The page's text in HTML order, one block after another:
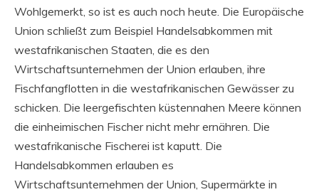
Wohlgemerkt, so ist es auch noch heute. Die Europäische
Union schließt zum Beispiel Handelsabkommen mit
westafrikanischen Staaten, die es den
Wirtschaftsunternehmen der Union erlauben, ihre
Fischfangflotten in die westafrikanischen Gewässer zu
schicken. Die leergefischten küstennahen Meere können
die einheimischen Fischer nicht mehr ernähren. Die
westafrikanische Fischerei ist kaputt. Die
Handelsabkommen erlauben es
Wirtschaftsunternehmen der Union, Supermärkte in